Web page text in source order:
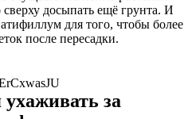
сверху досыпать ещё грунта. И
для того, чтобы более
после пересадки.
за